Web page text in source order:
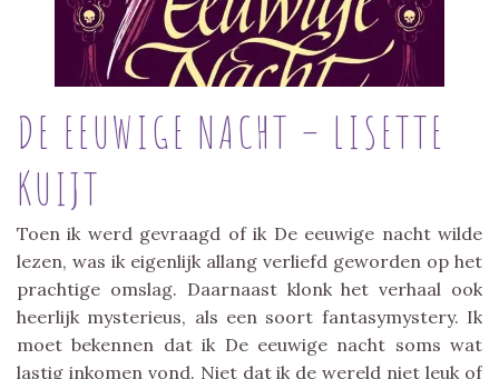
DE EEUWIGE NACHT – LISETTE
KUIJT
Toen ik werd gevraagd of ik De eeuwige nacht wilde
lezen, was ik eigenlijk allang verliefd geworden op het
prachtige omslag. Daarnaast klonk het verhaal ook
heerlijk mysterieus, als een soort fantasymystery. Ik
moet bekennen dat ik De eeuwige nacht soms wat
lastig inkomen vond. Niet dat ik de wereld niet leuk of